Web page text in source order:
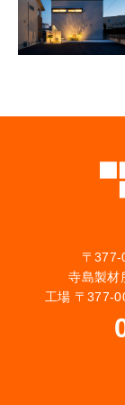
〒
寺島製材
工場 〒377-